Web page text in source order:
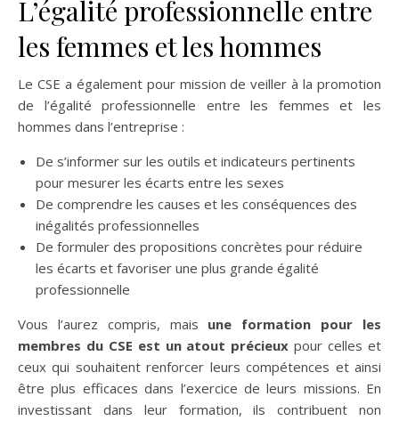
L’égalité professionnelle entre
les femmes et les hommes
Le CSE a également pour mission de veiller à la promotion
de l’égalité professionnelle entre les femmes et les
hommes dans l’entreprise :
De s’informer sur les outils et indicateurs pertinents
pour mesurer les écarts entre les sexes
De comprendre les causes et les conséquences des
inégalités professionnelles
De formuler des propositions concrètes pour réduire
les écarts et favoriser une plus grande égalité
professionnelle
Vous l’aurez compris, mais une formation pour les
membres du CSE est un atout précieux pour celles et
ceux qui souhaitent renforcer leurs compétences et ainsi
être plus efficaces dans l’exercice de leurs missions. En
investissant dans leur formation, ils contribuent non